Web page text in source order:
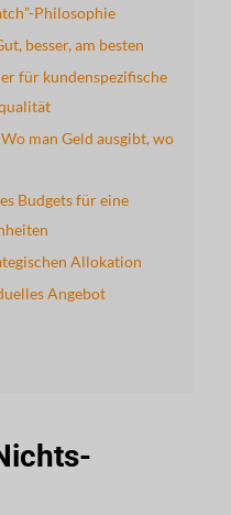
Philosophie
besser, am besten
für kundenspezifische
man Geld ausgibt, wo
Budgets für eine
Allokation
Angebot